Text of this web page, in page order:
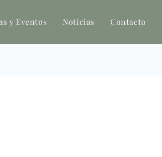
y Eventos Noticias Contacto